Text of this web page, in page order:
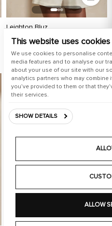
This website uses cookies
We use cookies to personalise
media features and to analyse our
about your use of our site with our
analytics partners who may
you’ve provided to them or that
their services.
SHOW DETAILS
ALLOW
Leighton Bluz
$ 300
+ 3